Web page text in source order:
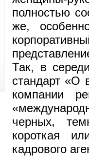
полностью
же,
Так, в
стандарт «О
компании
черных,
короткая
кадрового